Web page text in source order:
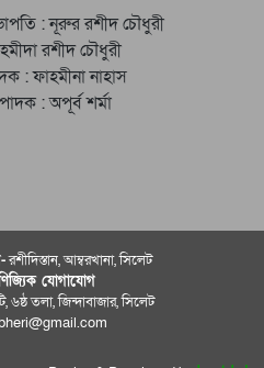
: নূরুর রশীদ চৌধুরী
রশীদ চৌধুরী
: ফাহমীনা নাহাস
: অপূর্ব শর্মা
রশীদিস্তান, আম্বরখানা, সিলেট
যোগাযােগ
৬ষ্ঠ তলা, জিন্দাবাজার, সিলেট